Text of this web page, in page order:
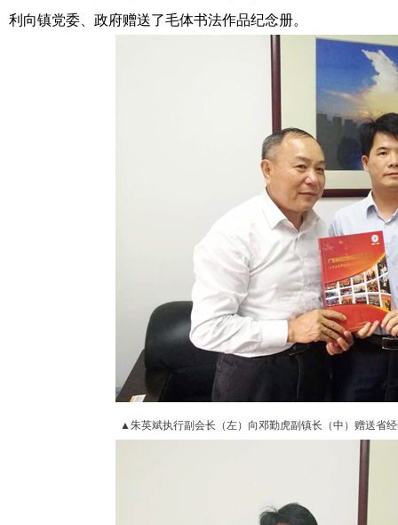
利向镇党委、政府赠送了毛体书法作品纪念册。
▲ 朱英斌执行副会长（左）向邓勤虎副镇长（中） 赠送省